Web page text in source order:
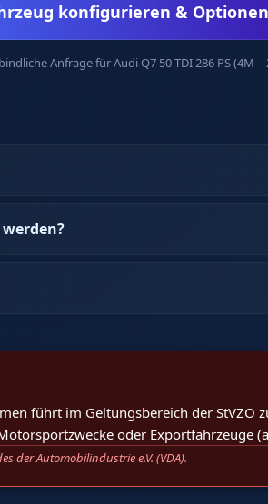
konfigurieren &
Anfrage für Audi Q7 50 TDI 286 PS (4M –
führt im Geltungsbereich der StVZO
oder Exportfahrzeuge
der Automobilindustrie e.V. (VDA).